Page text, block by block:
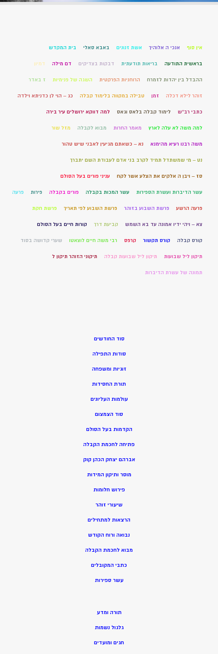
אין סוף אנכי ה אלוהיך אשת זנונים באבא סאלי בית המקדש
בראשית התודעה בריאות תודעתית דבקות בצדיקים דם מילה דמיון
ההבדל בין יהדות לזמרח הרוחניות הפרקטית השגה של פנימיות ז באדר
זוהר לילא דכלה זמן טבילה במקווה בלימוד קבלה כג – הוי לן כדניתא וילדה
כתבי רב"ש לימוד קבלה בלאס וגאס למה דווקא ירושלים עיר בירה
למה משה לא עלה לארץ מאמר החרות מבוא לקבלה מזל שור
משה רבנו רעיא מהימנא נא – כשאתם מגיעין לאבני שיש טהור
נט – מי שמשתדל תמיד לקרב בני אדם לעבודת השם יתברך
סז – ויבן ה אלקים את הצלע אשר לקח עניני פורים בעל הסולם
עשר הדיברות ועשרת הספירות עשר המכות בקבלה פורים בקבלה פירות פרעה
פרעה הרשע פרשת השבוע בזוהר פרשת השבוע לפי תאריך פרשת חקת
צא – ויהי ידיו אמונה עד בא השמש קביעת דרך קורות חיים בעל הסולם
קורס קבלה קורס תקשור קרפס רבי משה חיים לוצאטו שערי קדושה בסוד
תיקון ליל שבועות תיקון ליל שבועות קבלה תיקוני הזוהר תיקון ל
תמונה של עשרת הדיברות
סוד החודשים
סודות התפילה
זוגיות ומשפחה
תורת החסידות
עולמות העליונים
סוד הצמצום
הקדמות בעל הסולם
פתיחה לחכמת הקבלה
אברהם יצחק הכהן קוק
מוסר ותיקון המידות
פירוש חלומות
שיעורי זוהר
הרצאות למתחילים
נבואה ורוח הקודש
מבוא לחכמת הקבלה
כתבי המקובלים
עשר ספירות
תורה ומדע
גלגול נשמות
חגים ומועדים